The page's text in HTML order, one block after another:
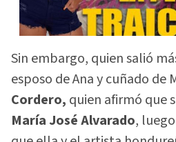
Sin embargo, quien salió
esposo de Ana y cuñado de
Cordero, quien afirmó que
María José Alvarado,